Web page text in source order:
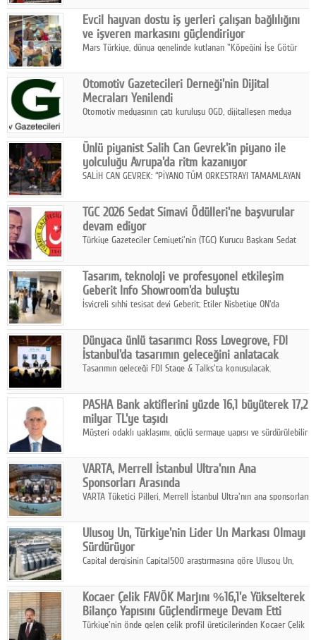
Google Plus
© 2026 TÜM HAKLARI SAKLIDIR
Fuarı'nda sektör profesyonelleri, iş ortakları, bayiler ve son
kullanıcılarla bir araya geldi.
Evcil hayvan dostu iş yerleri çalışan bağlılığını
ve işveren markasını güçlendiriyor
Mars Türkiye, dünya genelinde kutlanan "Köpeğini İşe Götür
çalışan bağlılığı, iyi olma hali ve işveren markası üzerindeki
etkisine dikkat çekti.
Otomotiv Gazetecileri Derneği'nin Dijital
Mecraları Yenilendi
Otomotiv medyasının çatı kuruluşu OGD, dijitalleşen medya
hedefiyle internet sitesini ve sosyal medya kanallarını yeniledi.
Ünlü piyanist Salih Can Gevrek'in piyano ile
yolculuğu Avrupa'da ritm kazanıyor
SALİH CAN GEVREK: “PİYANO TÜM ORKESTRAYI TAMAMLAYAN
ETKİ YARATIYOR"
TGC 2026 Sedat Simavi Ödülleri'ne başvurular
devam ediyor
Türkiye Gazeteciler Cemiyeti'nin (TGC) Kurucu Başkanı Sedat
Tasarım, teknoloji ve profesyonel etkileşim
Geberit Info Showroom'da buluştu
İsviçreli sıhhi tesisat devi Geberit; Etiler Nisbetiye ON'da
ortaklığıyla özel bir davete ev sahipliği yaptı.
Dünyaca ünlü tasarımcı Ross Lovegrove, FDI
İstanbul'da tasarımın geleceğini anlatacak
Tasarımın geleceği FDI Stage & Talks'ta konuşulacak.
PASHA Bank aktiflerini yüzde 16,1 büyüterek 17,2
milyar TL'ye taşıdı
Müşteri odaklı yaklaşımı, güçlü sermaye yapısı ve sürdürülebilir
yılının ilk yarısında güçlü finansal performansını korudu.
VARTA, Merrell İstanbul Ultra'nın Ana
Sponsorları Arasında
VARTA Tüketici Pilleri, Merrell İstanbul Ultra'nın ana sponsorları
enerjisine güç katıyor.
Ulusoy Un, Türkiye'nin Lider Un Markası Olmayı
Sürdürüyor
Capital dergisinin Capital500 araştırmasına göre Ulusoy Un,
hasılatıyla Türkiye'nin en büyük 83. firması oldu.
Kocaer Çelik FAVÖK Marjını %16,1'e Yükselterek
Bilanço Yapısını Güçlendirmeye Devam Etti
Türkiye'nin önde gelen çelik profil üreticilerinden Kocaer Çelik